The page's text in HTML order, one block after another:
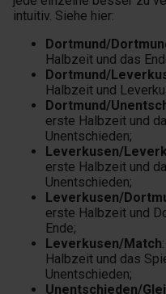
intuitiv. Siehe hier:
Dortmund/
Halbzeit und das
Dortmund/
Halbzeit und
Dortmund/
erste Halbzeit und
Unentschieden;
Leverkusen/
erste Halbzeit und
Unentschieden;
Leverkusen/
erste Halbzeit und
Ende;
Leverkusen/Match
Halbzeit und das
Unentschieden;
Unentschieden/